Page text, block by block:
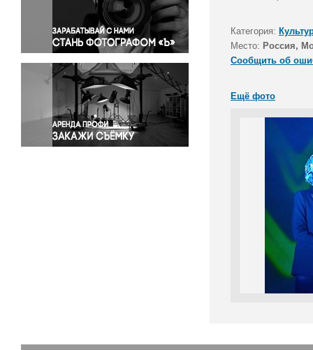
Правосудие
Происшествия и конфликты
Религия
Светская жизнь
Спорт
Экология
Экономика и бизнес
Категория:
Место: Россия,
Сообщить об
Ещё фото